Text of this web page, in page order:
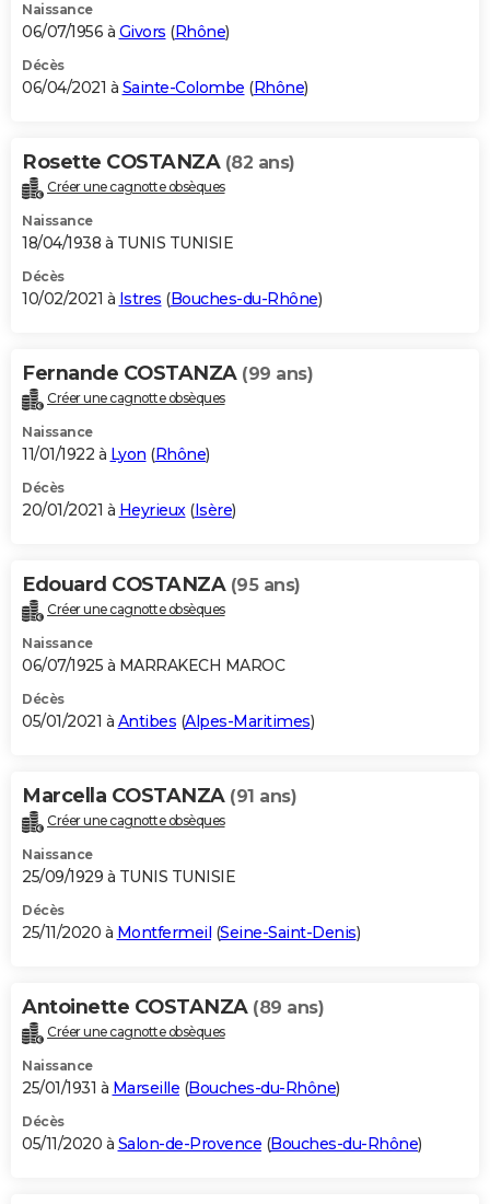
Naissance
06/07/1956 à Givors (Rhône)
Décès
06/04/2021 à Sainte-Colombe (Rhône)
Rosette COSTANZA (82 ans)
Créer une cagnotte obsèques
Naissance
18/04/1938 à TUNIS TUNISIE
Décès
10/02/2021 à Istres (Bouches-du-Rhône)
Fernande COSTANZA (99 ans)
Créer une cagnotte obsèques
Naissance
11/01/1922 à Lyon (Rhône)
Décès
20/01/2021 à Heyrieux(Isère)
Edouard COSTANZA (95 ans)
Créer une cagnotte obsèques
Naissance
06/07/1925 à MARRAKECH MAROC
Décès
05/01/2021 à Antibes (Alpes-Maritimes)
Marcella COSTANZA (91 ans)
Créer une cagnotte obsèques
Naissance
25/09/1929 à TUNIS TUNISIE
Décès
25/11/2020 à Montfermeil (Seine-Saint-Denis)
Antoinette COSTANZA (89 ans)
Créer une cagnotte obsèques
Naissance
25/01/1931 à Marseille (Bouches-du-Rhône)
Décès
05/11/2020 à Salon-de-Provence (Bouches-du-Rhône)